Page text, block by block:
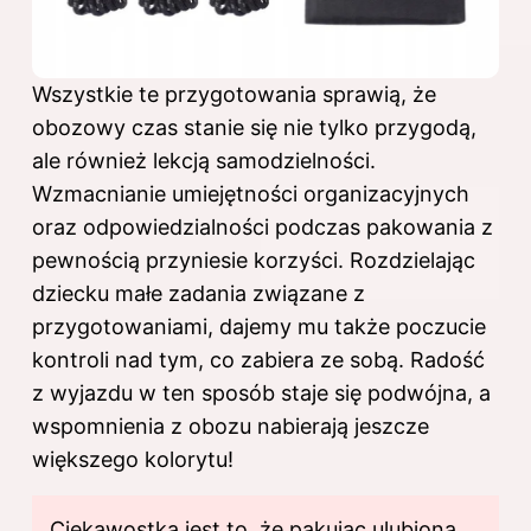
Wszystkie te przygotowania sprawią, że
obozowy czas stanie się nie tylko przygodą,
ale również lekcją samodzielności.
Wzmacnianie umiejętności organizacyjnych
oraz odpowiedzialności podczas pakowania z
pewnością przyniesie korzyści. Rozdzielając
dziecku małe zadania związane z
przygotowaniami, dajemy mu także poczucie
kontroli nad tym, co zabiera ze sobą. Radość
z wyjazdu w ten sposób staje się podwójna, a
wspomnienia z obozu nabierają jeszcze
większego kolorytu!